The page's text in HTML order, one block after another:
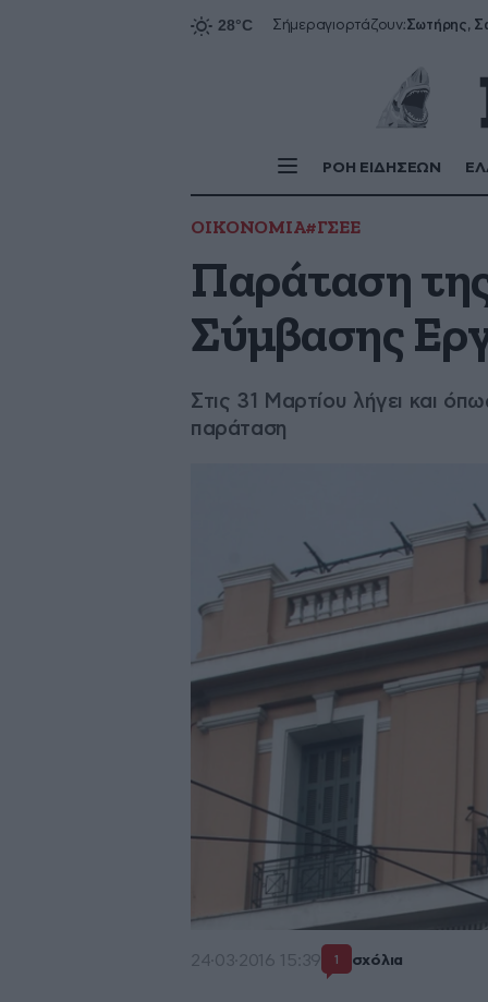
Σήμεραγιορτάζουν:
ΡΟΗ ΕΙΔΗΣΕΩΝ
ΟΙΚΟΝΟΜΙΑ#ΓΣΕΕ
Παράταση
Σύμβασης
Στις 31 Μαρτίου λήγει και
παράταση
24·03·2016 15:39 1 σχόλια